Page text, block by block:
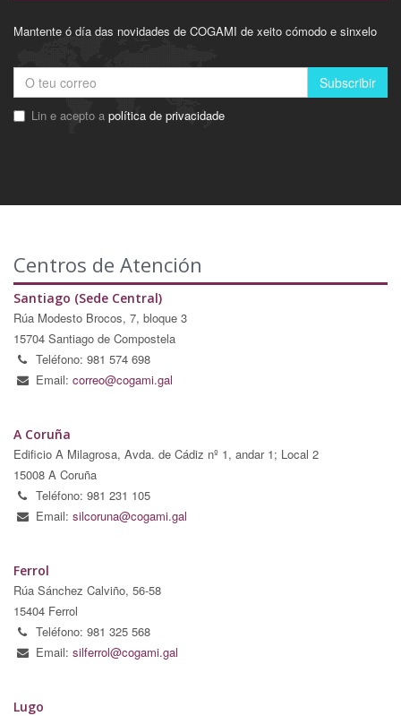
Mantente ó día das novidades de COGAMI de xeito cómodo e sinxelo
Subscribir
Lin e acepto a política de privacidade
Centros de Atención
Santiago (Sede Central)
Rúa Modesto Brocos, 7, bloque 3
15704 Santiago de Compostela
Teléfono: 981 574 698
Email: correo@cogami.gal
A Coruña
Edificio A Milagrosa, Avda. de Cádiz nº 1, andar 1; Local 2
15008 A Coruña
Teléfono: 981 231 105
Email: silcoruna@cogami.gal
Ferrol
Rúa Sánchez Calviño, 56-58
15404 Ferrol
Teléfono: 981 325 568
Email: silferrol@cogami.gal
Lugo